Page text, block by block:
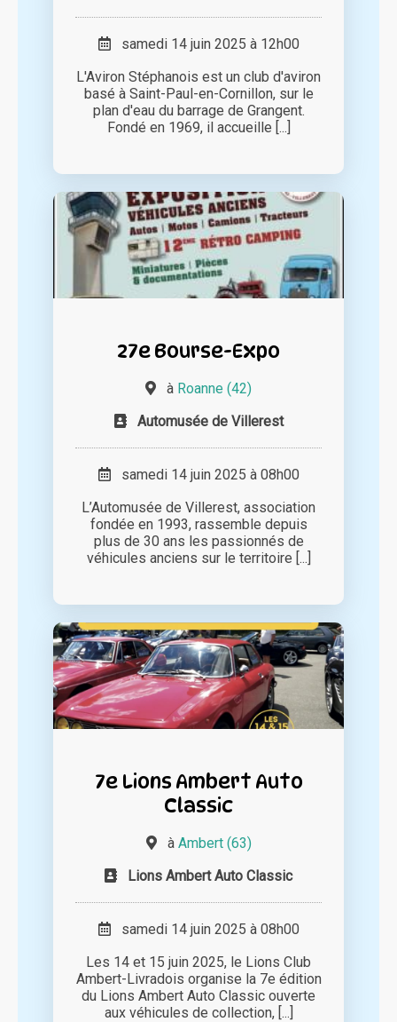
samedi 14 juin 2025 à 12h00
L'Aviron Stéphanois est un club d'aviron
basé à Saint-Paul-en-Cornillon, sur le
plan d'eau du barrage de Grangent.
Fondé en 1969, il accueille [...]
27e Bourse-Expo
à Roanne (42)
Automusée de Villerest
samedi 14 juin 2025 à 08h00
L’Automusée de Villerest, association
fondée en 1993, rassemble depuis
plus de 30 ans les passionnés de
véhicules anciens sur le territoire [...]
7e Lions Ambert Auto
Classic
à Ambert (63)
Lions Ambert Auto Classic
samedi 14 juin 2025 à 08h00
Les 14 et 15 juin 2025, le Lions Club
Ambert-Livradois organise la 7e édition
du Lions Ambert Auto Classic ouverte
aux véhicules de collection, [...]